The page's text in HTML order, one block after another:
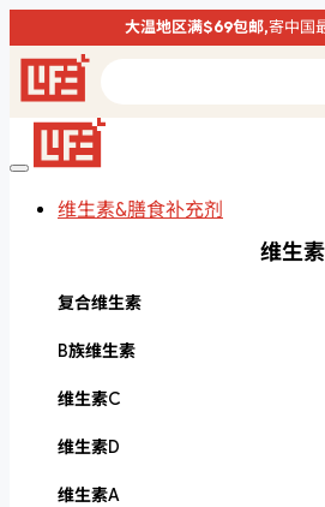
大温地区满$69包邮,寄中国
维生素&膳食补充剂
维生素
复合维生素
B族维生素
维生素C
维生素D
维生素A